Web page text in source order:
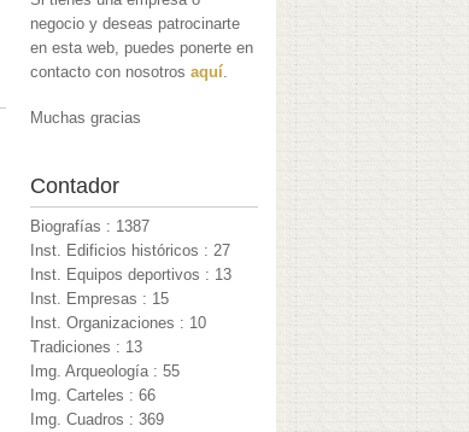
negocio y deseas patrocinarte
en esta web, puedes ponerte en
contacto con nosotrosaquí.
Muchas gracias
Contador
Biografías : 1387
Inst. Edificios históricos : 27
Inst. Equipos deportivos : 13
Inst. Empresas : 15
Inst. Organizaciones : 10
Tradiciones : 13
Img. Arqueología : 55
Img. Carteles : 66
Img. Cuadros : 369